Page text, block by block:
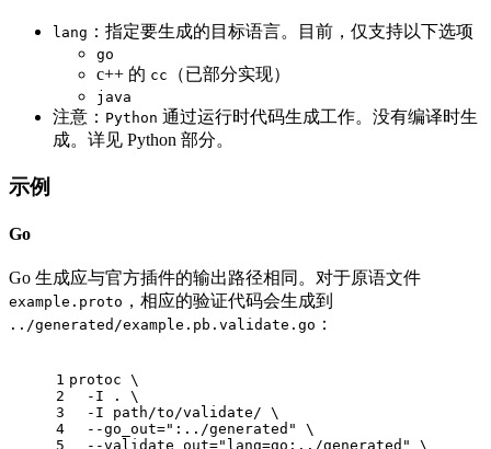
lang ：指定要生成的目标语言。目前，仅支持以下选项
go
c++ 的 cc （已部分实现）
java
注意： Python 通过运行时代码生成工作。没有编译时生
成。详见 Python 部分。
示例
Go
Go 生成应与官方插件的输出路径相同。对于原语文件
example.proto ，相应的验证代码会生成到
../generated/example.pb.validate.go ：
1
2
3
4
5
protoc \
  -I . \
  -I path/to/validate/ \
  --go_out=":../generated" \
  --validate_out="lang=go:../generated" \